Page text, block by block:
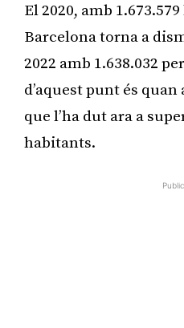
El 2020, amb
Barcelona torna a
2022 amb 1.638.032
d’aquest punt és quan
que l’ha dut ara a
habitants.